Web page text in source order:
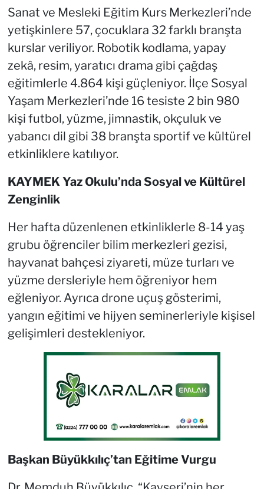
Sanat ve Mesleki Eğitim Kurs Merkezleri’nde
yetişkinlere 57, çocuklara 32 farklı branşta
kurslar veriliyor. Robotik kodlama, yapay
zekâ, resim, yaratıcı drama gibi çağdaş
eğitimlerle 4.864 kişi güçleniyor. İlçe Sosyal
Yaşam Merkezleri’nde 16 tesiste 2 bin 980
kişi futbol, yüzme, jimnastik, okçuluk ve
yabancı dil gibi 38 branşta sportif ve kültürel
etkinliklere katılıyor.
KAYMEK Yaz Okulu’nda Sosyal ve Kültürel
Zenginlik
Her hafta düzenlenen etkinliklerle 8-14 yaş
grubu öğrenciler bilim merkezleri gezisi,
hayvanat bahçesi ziyareti, müze turları ve
yüzme dersleriyle hem öğreniyor hem
eğleniyor. Ayrıca drone uçuş gösterimi,
yangın eğitimi ve hijyen seminerleriyle kişisel
gelişimleri destekleniyor.
Başkan Büyükkılıç’tan Eğitime Vurgu